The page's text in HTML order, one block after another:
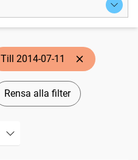
Till 2014-07-11
Rensa alla filter